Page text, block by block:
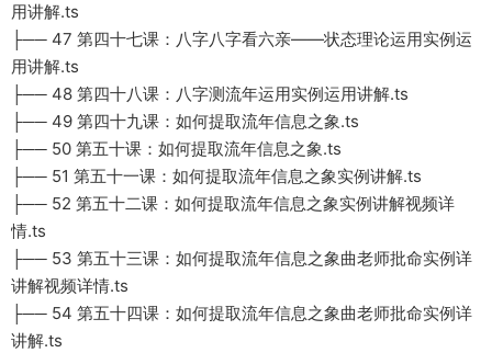
用讲解.ts
├── 47 第四十七课：八字八字看六亲——状态理论运用实例运
用讲解.ts
├── 48 第四十八课：八字测流年运用实例运用讲解.ts
├── 49 第四十九课：如何提取流年信息之象.ts
├── 50 第五十课：如何提取流年信息之象.ts
├── 51 第五十一课：如何提取流年信息之象实例讲解.ts
├── 52 第五十二课：如何提取流年信息之象实例讲解视频详
情.ts
├── 53 第五十三课：如何提取流年信息之象曲老师批命实例详
讲解视频详情.ts
├── 54 第五十四课：如何提取流年信息之象曲老师批命实例详
讲解.ts